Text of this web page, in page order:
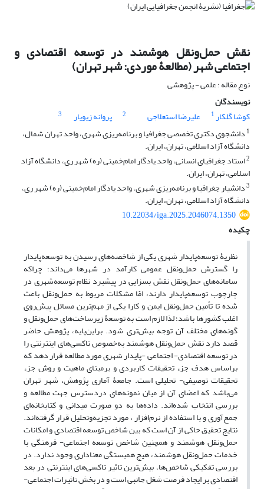
نقش حمل‌ونقل هوشمند در توسعه اقتصادی و
اجتماعی شهر (مطالعۀ موردی: شهر تهران)
نوع مقاله : علمی - پژوهشی
نویسندگان
کوشا گلکار1 علیرضا استعلاجی 2 پروانه زیویار
3
1 دانشجوی دکتری تخصصی جغرافیا و برنامه‌ریزی شهری، واحد تهران شمال،
دانشگاه آزاد اسلامی، تهران، ایران.
2استاد جغرافیای انسانی، واحد یادگار امام‌خمینی (ره) شهر ری، دانشگاه آزاد
اسلامی، تهران، ایران.
3دانشیار جغرافیا و برنامه‌ریزی شهری، واحد یادگار امام‌خمینی (ره) شهر ری،
دانشگاه آزاد اسلامی، تهران، ایران.
10.22034/iga.2025.2046074.1350
چکیده
نظریۀ توسعه‌پایدار شهری یکی از شاخصه‌های رسیدن به توسعه‌پایدار
را گسترش حمل‌و‌نقل عمومی کارآمد در شهرها می‌داند؛ چراکه
سامانه‌‌های حمل‌ونقل نقش بسزایی در پیشبرد نظام توسعه‌شهری در
چارچوب توسعه‌پایدار دارند، امّا مشکلات مربوط به حمل‌ونقل باعث
شده تا تأمین حمل‌ونقل ایمن و کارا یکی از مهم‌ترین مسائل پیش‌روی
اغلب کشورها باشد؛ لذا لازم است به توسعۀ زیرساخت‌های حمل‌ونقل و
گونه‌های مختلف آن توجه بیش‌تری شود. براین‌‌پایه، پژوهش حاضر
قصد دارد نقش حمل‌ونقل هوشمند به‌خصوص تاکسی‌های اینترنتی را
در توسعه اقتصادی- اجتماعی -پایدار شهری مورد مطالعه قرار دهد که
براساس هدف جزء تحقیقات کاربردی و برمبنای ماهیت و روش جزء
تحقیقات توصیفی- تحلیلی است. جامعۀ آماری پژوهش، شهر تهران
می‌باشد که اعضای آن از میان نمونه‌های دردسترس جهت مطالعه و
بررسی انتخاب شده‌اند. داده‌ها به دو صورت میدانی و کتابخانه‌ای
جمع‌آوری و با استفاده از نرم‌افزار ، مورد تجزیه‌و‌تحلیل قرار گرفته‌اند.
نتایج تحقیق حاکی از آن است که بین شاخص توسعه اقتصادی و امکانات
حمل‌و‌نقل هوشمند و همچنین شاخص توسعه اجتماعی- فرهنگی با
خدمات حمل‌و‌نقل هوشمند، هیچ همبستگی معناداری وجود ندارد. در
بررسی تفکیکی شاخص‌ها، بیش‌ترین تاثیر تاکسی‌های اینترنتی در بعد
اقتصادی بر ایجاد فرصت شغل جانبی است و در بخش تاثیرات اجتماعی-